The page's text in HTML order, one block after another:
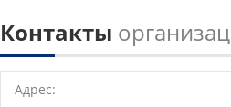
Контакты
Адрес: